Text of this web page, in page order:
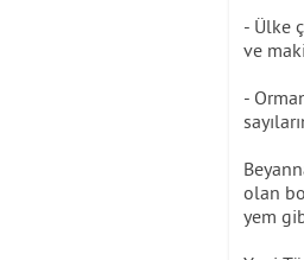
- Ülke
ve
-
olan
yem